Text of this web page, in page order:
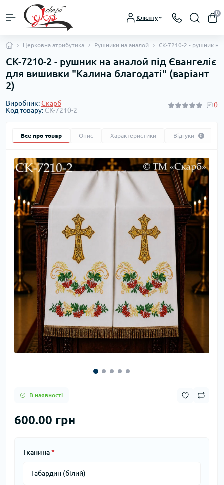
Клієнту
0
Церковна атрибутика Рушники на аналой СК-7210-2 - рушник на
СК-7210-2 - рушник на аналой під Євангеліє
для вишивки "Калина благодаті" (варіант
2)
Виробник:Скарб
Код товару: СК-7210-2
0
Все про товар Опис Характеристики Відгуки 0
В наявності
600.00 грн
Тканина*